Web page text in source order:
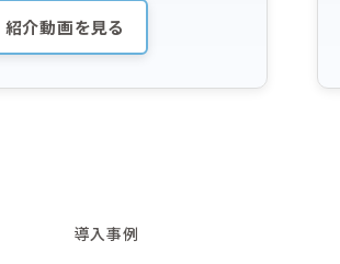
紹介動画を見る
導入事例